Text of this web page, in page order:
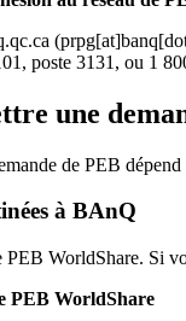
(
poste 3131, ou 1
une
de PEB
à BAnQ
WorldShare. Si
PEB WorldShare